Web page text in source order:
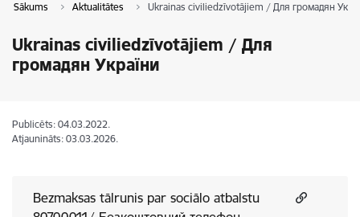
Sākums Aktualitātes Ukrainas civiliedzīvotājiem / Для громадян
Ukrainas civiliedzīvotājiem / Для
громадян України
Publicēts: 04.03.2022.
Atjaunināts: 03.03.2026.
Bezmaksas tālrunis par sociālo atbalstu